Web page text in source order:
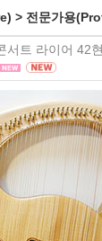
> 전문가용
서트 라이어 42